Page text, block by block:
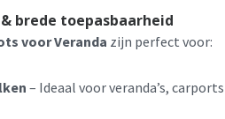
brede toepasbaarheid
voor Veranda zijn perfect voor:
– Ideaal voor veranda’s,